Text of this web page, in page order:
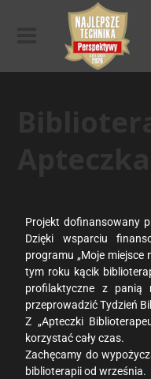
Projekt dofinansowany
Dzięki wsparciu
programu „Moje miejsce
tym roku kącik
profilaktyczne z panią
przeprowadzić Tydzień
Z „Apteczki
korzystać cały czas.
Zachęcamy do
biblioterapii od września.